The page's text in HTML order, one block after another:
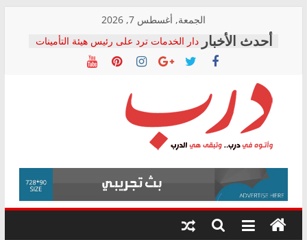
content
الجمعة, أغسطس 7, 2026
دار الخدمات ترد على رئيس هيئة التأمينات
بعد مؤتمره الصحفي: إنكار الأزمة لا ينهي
معاناة أصحاب المعاشات.. ونطالب بكشف
فرحات سليمان يكتب: القطاع الصحي إلى
أين؟
حزب التحالف الشعبي يطلق لجنة “الحق
في الصحة” بالإسكندرية لرصد الانتهاكات
ودعم المرضى
الوزاري لمدينة الصحفيين.. وانتهاء أعمال
إنشاء المبنى الإداري
المجلس القومي لحقوق الإنسان يعلن
متابعة قضية الدكتور محمد زهران.. ويؤكد:
قرينة البراءة وضمانات المحاكمة العادلة
درب
وأتوه
درب..
وتبقى
هي